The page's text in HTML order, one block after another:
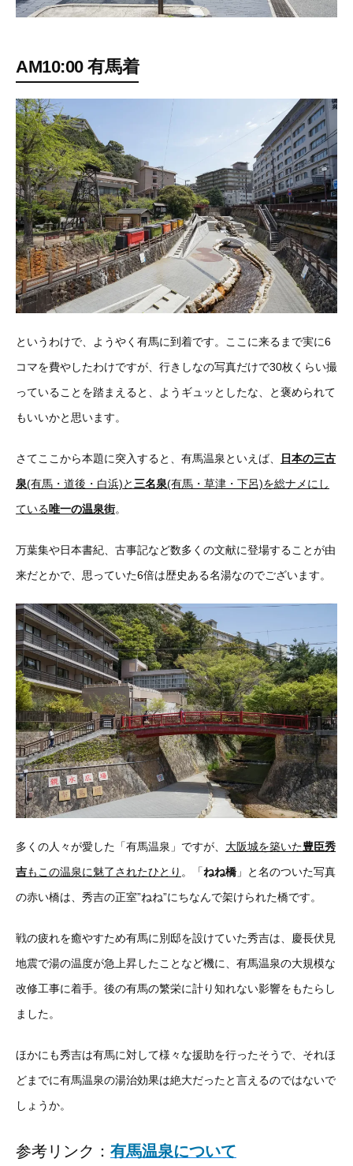
AM10:00 有馬着
というわけで、ようやく有馬に到着です。ここに来るまで実に6
コマを費やしたわけですが、行きしなの写真だけで30枚くらい撮
っていることを踏まえると、ようギュッとしたな、と褒められて
もいいかと思います。
さてここから本題に突入すると、有馬温泉といえば、
日本の三古
泉(有馬・道後・白浜)と三名泉(有馬・草津・下呂)を総ナメにし
ている唯一の温泉街。
万葉集や日本書紀、古事記など数多くの文献に登場することが由
来だとかで、思っていた6倍は歴史ある名湯なのでございます。
多くの人々が愛した「有馬温泉」ですが、 大阪城を築いた豊臣秀
吉もこの温泉に魅了されたひとり 。「ねね橋 」と名のついた写真
の赤い橋は、秀吉の正室”ねね”にちなんで架けられた橋です。
戦の疲れを癒やすため有馬に別邸を設けていた秀吉は、慶長伏見
地震で湯の温度が急上昇したことなど機に、有馬温泉の大規模な
改修工事に着手。後の有馬の繁栄に計り知れない影響をもたらし
ました。
ほかにも秀吉は有馬に対して様々な援助を行ったそうで、それほ
どまでに有馬温泉の湯治効果は絶大だったと言えるのではないで
しょうか。
参考リンク： 有馬温泉について